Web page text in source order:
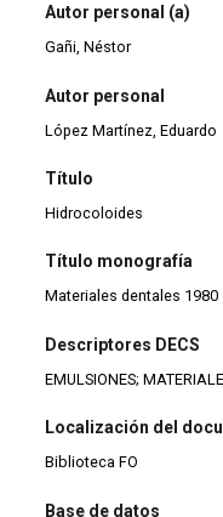
Autor personal (a)
Gañi, Néstor
Autor personal
López Martínez, Eduardo
Título
Hidrocoloides
Título monografía
Materiales dentales 1980
Descriptores DECS
EMULSIONES;
Localización del
Biblioteca FO
Base de datos